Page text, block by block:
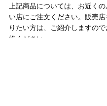
上記商品については、お近く
い店にご注文ください。販売
りたい方は、ご紹介しますの
絡ください。